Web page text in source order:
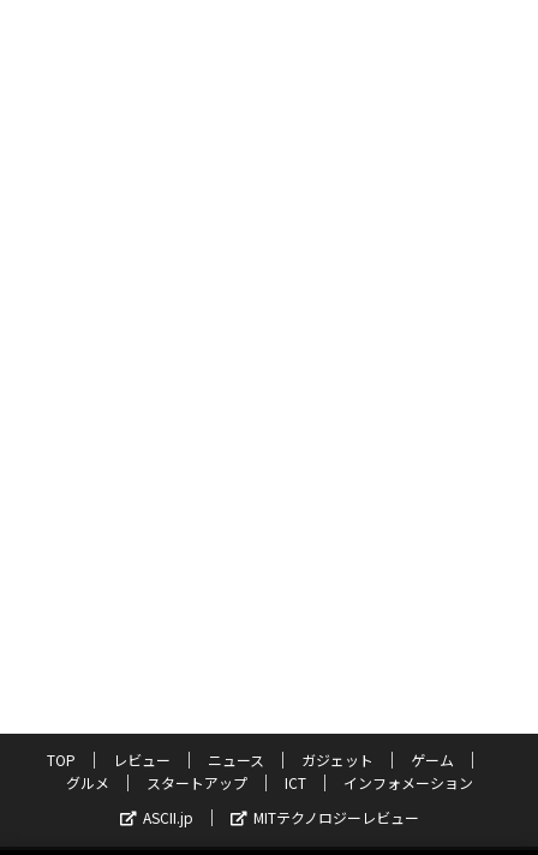
TOP レビュー ニュース ガジェット
ゲーム
グルメ
スタートアップ ICT
インフォメーション
ASCII.jp
MITテクノロジーレビュー